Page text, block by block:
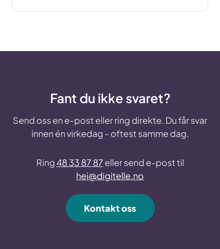
Fant du ikke svaret?
Send oss en e-post eller ring direkte. Du får svar
innen én virkedag - oftest samme dag.
Ring48 33 87 87 eller send e-post til
hei@digitelle.no
Kontakt oss